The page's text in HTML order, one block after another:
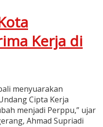
Kerja di
menyuarakan
Cipta Kerja
menjadi Perppu,” ujar
Ahmad Supriadi